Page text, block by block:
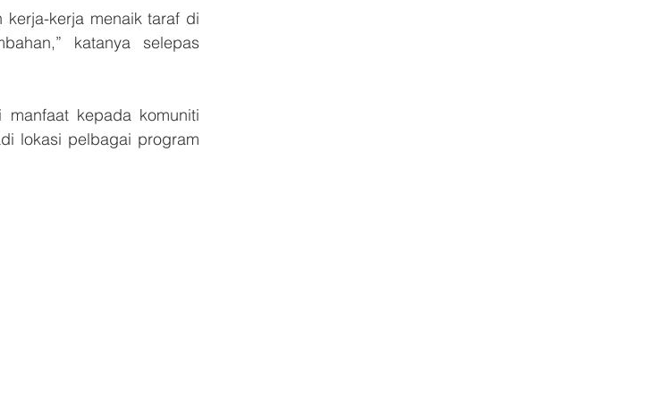
kerja menaik taraf di
katanya selepas
kepada komuniti
lokasi pelbagai program